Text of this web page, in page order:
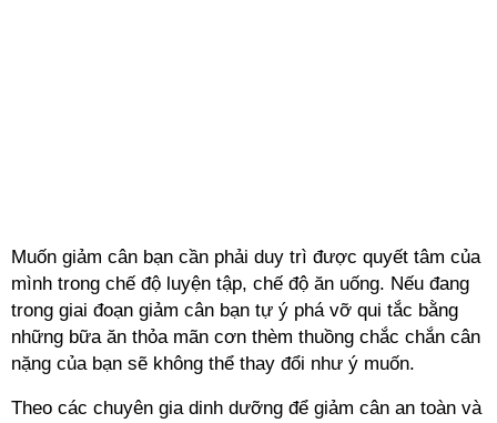
Muốn giảm cân bạn cần phải duy trì được quyết tâm của
mình trong chế độ luyện tập, chế độ ăn uống. Nếu đang
trong giai đoạn giảm cân bạn tự ý phá vỡ qui tắc bằng
những bữa ăn thỏa mãn cơn thèm thuồng chắc chắn cân
nặng của bạn sẽ không thể thay đổi như ý muốn.
Theo các chuyên gia dinh dưỡng để giảm cân an toàn và